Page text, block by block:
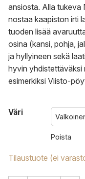
ansiosta. Alla tukeva
nostaa kaapiston irti
tuoden lisää
osina (kansi, pohja,
ja hyllyineen sekä
hyvin yhdistettäväksi
esimerkiksi Viisto-
Väri
Poista
Tilaustuote (ei